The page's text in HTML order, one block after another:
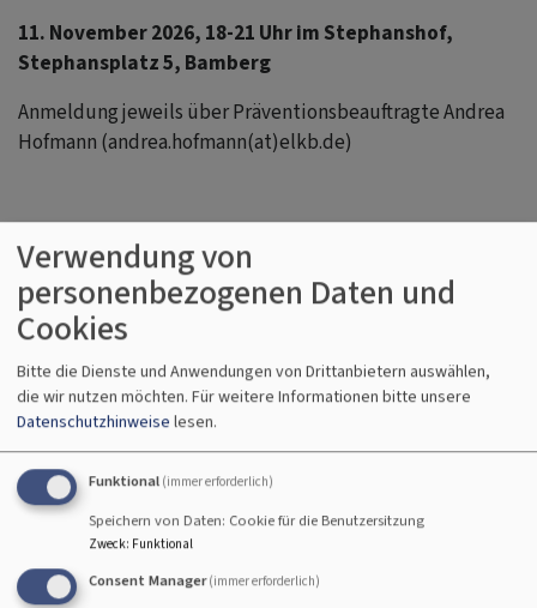
11. November 2026, 18-21 Uhr im Stephanshof,
Stephansplatz 5, Bamberg
Anmeldung jeweils über Präventionsbeauftragte Andrea
Hofmann (andrea.hofmann(at)elkb.de)
Im Folgenden finden Sie eine Übersicht über
überregionale Schulungsangebote:
Schulungen zum Thema
Prävention von sexualisierter
Gewalt
Verwendung von
personenbezogenen Daten und
Cookies
Bitte die Dienste und Anwendungen von Drittanbietern auswählen,
die wir nutzen möchten. Für weitere Informationen bitte unsere
Datenschutzhinweise lesen.
Funktional (immer erforderlich)
Speichern von Daten: Cookie für die Benutzersitzung
Zweck: Funktional
Consent Manager (immer erforderlich)